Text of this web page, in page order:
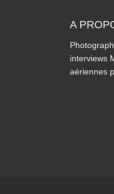
A
interviews
aériennes